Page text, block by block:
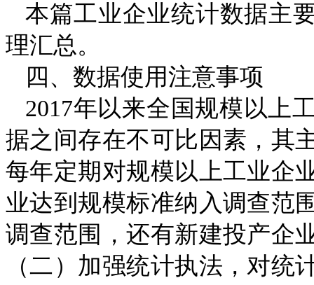
本篇工业企业统计数据主
理汇总。
四、数据使用注意事项
2017年以来全国规模以上
据之间存在不可比因素，其
每年定期对规模以上工业企
业达到规模标准纳入调查范
调查范围，还有新建投产企
（二）加强统计执法，对